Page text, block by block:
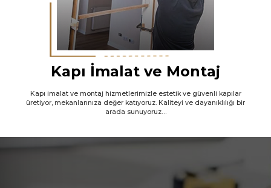
Kapı İmalat ve Montaj
Kapı imalat ve montaj hizmetlerimizle estetik ve güvenli kapılar
üretiyor, mekanlarınıza değer katıyoruz. Kaliteyi ve dayanıklılığı bir
arada sunuyoruz…